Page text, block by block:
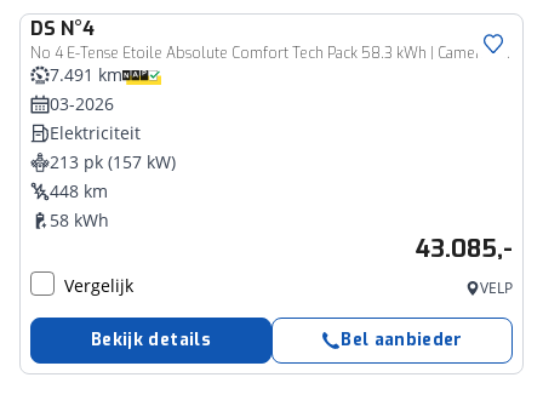
DS N°4
No 4 E-Tense Etoile Absolute Comfort Tech Pack 58.3 kWh | Camera | Head-up Display | Elektrisch verstelbare stoelen | Elektrische kofferklep | Navigatie
7.491 km
03-2026
Elektriciteit
213 pk (157 kW)
448 km
58 kWh
43.085,-
Vergelijk VELP
Bekijk details Bel aanbieder